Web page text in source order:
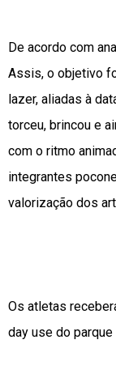
De acordo com
Assis, o objetivo
lazer, aliadas à
torceu, brincou e
com o ritmo
integrantes
valorização dos
Os atletas
day use do